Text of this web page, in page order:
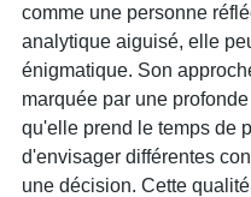
comme une personne
analytique aiguisé, elle
énigmatique. Son
marquée par une
qu'elle prend le temps de
d'envisager différentes
une décision. Cette